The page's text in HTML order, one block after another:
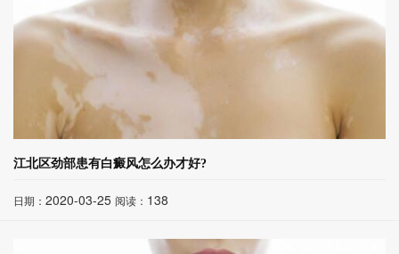
江北区劲部患有白癜风怎么办才好?
日期： 2020-03-25 阅读： 138